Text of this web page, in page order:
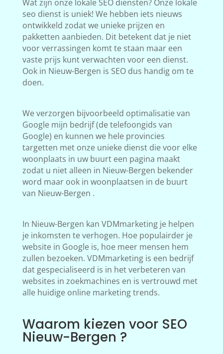
Wat zijn onze lokale SEO diensten? Onze lokale
seo dienst is uniek! We hebben iets nieuws
ontwikkeld zodat we unieke prijzen en
pakketten aanbieden. Dit betekent dat je niet
voor verrassingen komt te staan maar een
vaste prijs kunt verwachten voor een dienst.
Ook in Nieuw-Bergen is SEO dus handig om te
doen.
We verzorgen bijvoorbeeld optimalisatie van
Google mijn bedrijf (de telefoongids van
Google) en kunnen we hele provincies
targetten met onze unieke dienst die voor elke
woonplaats in uw buurt een pagina maakt
zodat u niet alleen in Nieuw-Bergen bekender
word maar ook in woonplaatsen in de buurt
van Nieuw-Bergen .
In Nieuw-Bergen kan VDMmarketing je helpen
je inkomsten te verhogen. Hoe populairder je
website in Google is, hoe meer mensen hem
zullen bezoeken. VDMmarketing is een bedrijf
dat gespecialiseerd is in het verbeteren van
websites in zoekmachines en is vertrouwd met
alle huidige online marketing trends.
Waarom kiezen voor SEO
Nieuw-Bergen ?